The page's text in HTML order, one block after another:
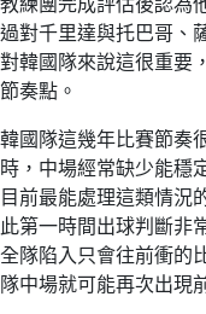
過對千里達與托巴哥、
對韓國隊來說這很重要
節奏點。
韓國隊這幾年比賽節奏
時，中場經常缺少能穩
目前最能處理這類情況
此第一時間出球判斷非
全隊陷入只會往前衝的
隊中場就可能再次出現